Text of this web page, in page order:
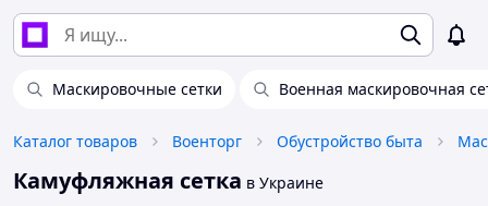
Маскировочные сетки Военная маскировочная
Каталог товаров Военторг Обустройство быта
Камуфляжная сетка в Украине